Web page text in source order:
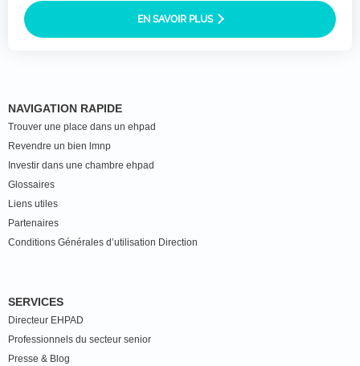
EN SAVOIR PLUS
NAVIGATION RAPIDE
Trouver une place dans un ehpad
Revendre un bien lmnp
Investir dans une chambre ehpad
Glossaires
Liens utiles
Partenaires
Conditions Générales d’utilisation Direction
SERVICES
Directeur EHPAD
Professionnels du secteur senior
Presse & Blog